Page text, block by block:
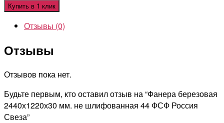
Купить в 1 клик
Отзывы (0)
Отзывы
Отзывов пока нет.
Будьте первым, кто оставил отзыв на “Фанера березовая
2440х1220х30 мм. не шлифованная 44 ФСФ Россия
Свеза”